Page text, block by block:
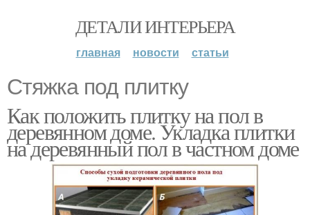
ДЕТАЛИ ИНТЕРЬЕРА
главная новости статьи
Стяжка под плитку
Как положить плитку на пол в
деревянном доме. Укладка плитки
на деревянный пол в частном доме